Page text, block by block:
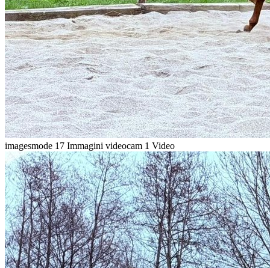
imagesmode 17 Immagini videocam 1 Video